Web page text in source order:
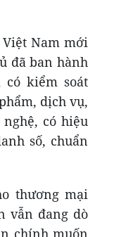
Nam mới
đã ban hành
có kiểm soát
dịch vụ,
có hiệu
số, chuẩn
thương mại
vẫn đang dò
chính muốn